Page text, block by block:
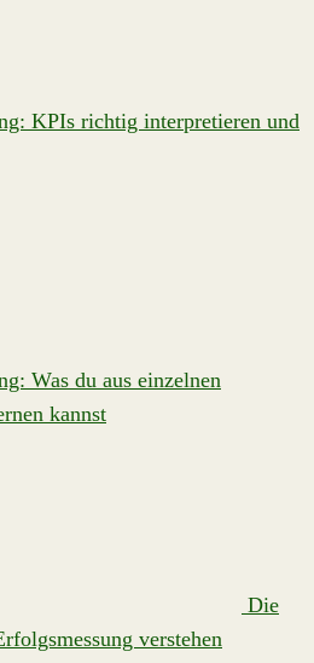
KPIs richtig interpretieren und
Was du aus einzelnen
kannst
Die
verstehen